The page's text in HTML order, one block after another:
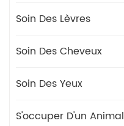
Soin Des Lèvres
Soin Des Cheveux
Soin Des Yeux
S'occuper D'un Animal